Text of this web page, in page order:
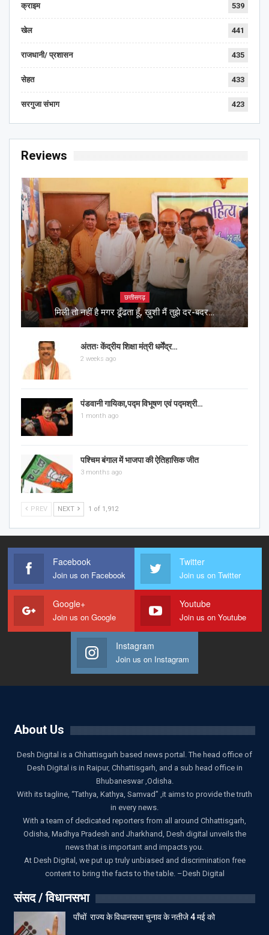
क्राइम 539
खेल 441
राजधानी/ प्रशासन 435
सेहत 433
सरगुजा संभाग 423
Reviews
छत्तीसगढ़
मिली तो नहीं है मगर ढूँढता हूँ, ख़ुशी मैं तुझे दर-बदर…
अंततः केंद्रीय शिक्षा मंत्री धर्मेंद्र…
2 weeks ago
पंडवानी गायिका,पद्म विभूषण एवं पद्मश्री…
1 month ago
पश्चिम बंगाल में भाजपा की ऐतिहासिक जीत
3 months ago
PREV NEXT 1 of 1,912
Facebook
Join us on Facebook
Twitter
Join us on Twitter
Google+
Join us on Google
Youtube
Join us on Youtube
Instagram
Join us on Instagram
About Us
Desh Digital is a Chhattisgarh based news portal. The head office of
Desh Digital is in Raipur, Chhattisgarh, and a sub head office in
Bhubaneswar ,Odisha.
With its tagline, “Tathya, Kathya, Samvad” ,it aims to provide the truth
in every news.
With a team of dedicated reporters from all around Chhattisgarh,
Odisha, Madhya Pradesh and Jharkhand, Desh digital unveils the
news that is important and impacts you.
At Desh Digital, we put up truly unbiased and discrimination free
content to bring the facts to the table. –Desh Digital
संसद / विधानसभा
पाँचों राज्य के विधानसभा चुनाव के नतीजे 4 मई को